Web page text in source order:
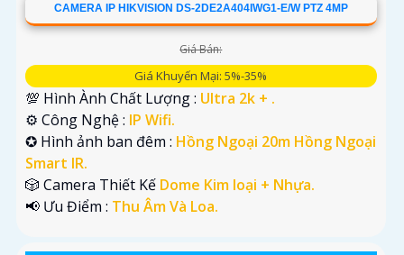
CAMERA IP HIKVISION DS-2DE2A404IWG1-E/W PTZ 4MP
Giá Bán:
Giá Khuyến Mại: 5%-35%
💯 Hình Ành Chất Lượng : Ultra 2k + .
⚙ Công Nghệ : IP Wifi.
✪ Hình ảnh ban đêm : Hồng Ngoại 20m Hồng Ngoại
Smart IR.
🎲 Camera Thiết Kế Dome Kim loại + Nhựa.
️📢 Ưu Điểm : Thu Âm Và Loa.